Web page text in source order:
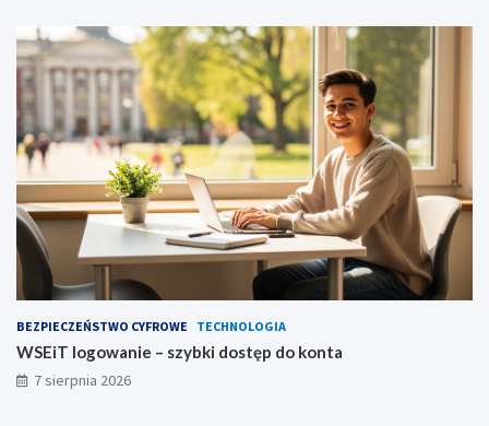
BEZPIECZEŃSTWO CYFROWE TECHNOLOGIA
WSEiT logowanie – szybki dostęp do konta
7 sierpnia 2026